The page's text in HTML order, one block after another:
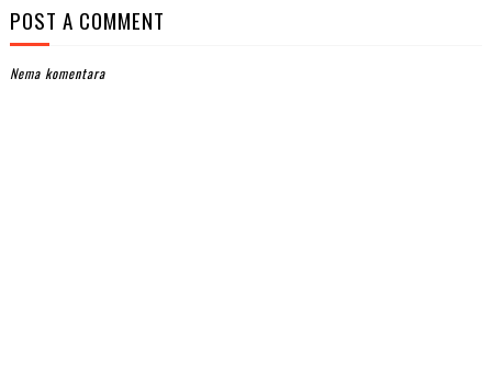
POST A COMMENT
Nema komentara